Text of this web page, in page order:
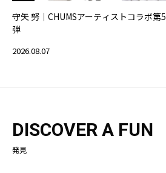
守矢 努｜CHUMSアーティストコラボ第5
弾
2026.08.07
DISCOVER A FUN
発見